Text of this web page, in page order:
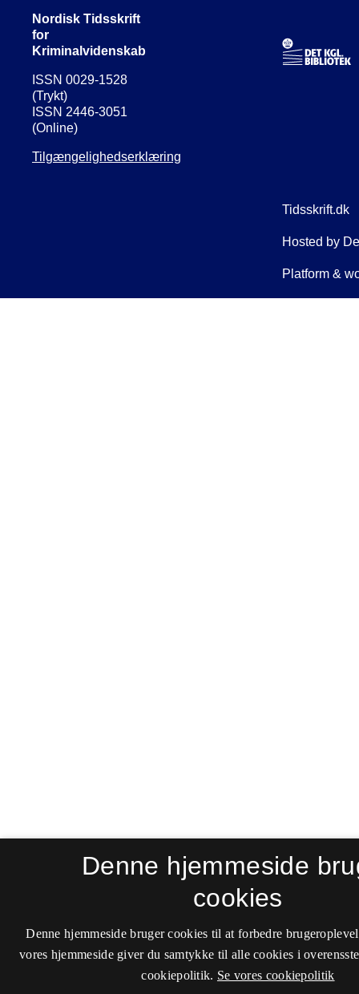
Nordisk Tidsskrift
for
Kriminalvidenskab
ISSN 0029-1528
(Trykt)
ISSN 2446-3051
(Online)
Tilgængelighedserklæring
Denne hjemmeside
cookies
Denne hjemmeside bruger cookies til at forbedre
vores hjemmeside giver du samtykke til alle cookies i
cookiepolitik. Se vores cookiepolitik